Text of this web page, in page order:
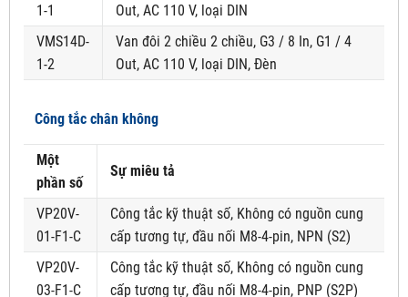
1-1
Out, AC 110 V, loại DIN
VMS14D-
1-2
Van đôi 2 chiều 2 chiều, G3 / 8 In, G1 / 4
Out, AC 110 V, loại DIN, Đèn
Công tắc chân không
Một
phần số
Sự miêu tả
VP20V-
01-F1-C
Công tắc kỹ thuật số, Không có nguồn cung
cấp tương tự, đầu nối M8-4-pin, NPN (S2)
VP20V-
03-F1-C
Công tắc kỹ thuật số, Không có nguồn cung
cấp tương tự, đầu nối M8-4-pin, PNP (S2P)